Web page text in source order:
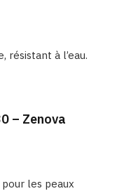
résistant à l’eau.
– Zenova
pour les peaux